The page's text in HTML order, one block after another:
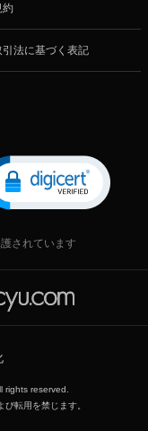
約
引法に基づく表記
されています
reserved.
転用を禁じます。